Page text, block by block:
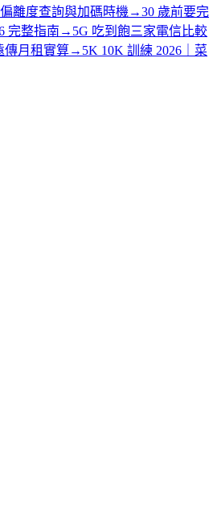
離度查詢與加碼時機 →30 歲前要完
完整指南 → 5G 吃到飽三家電信比較
傳月租實算→ 5K 10K 訓練 2026｜菜